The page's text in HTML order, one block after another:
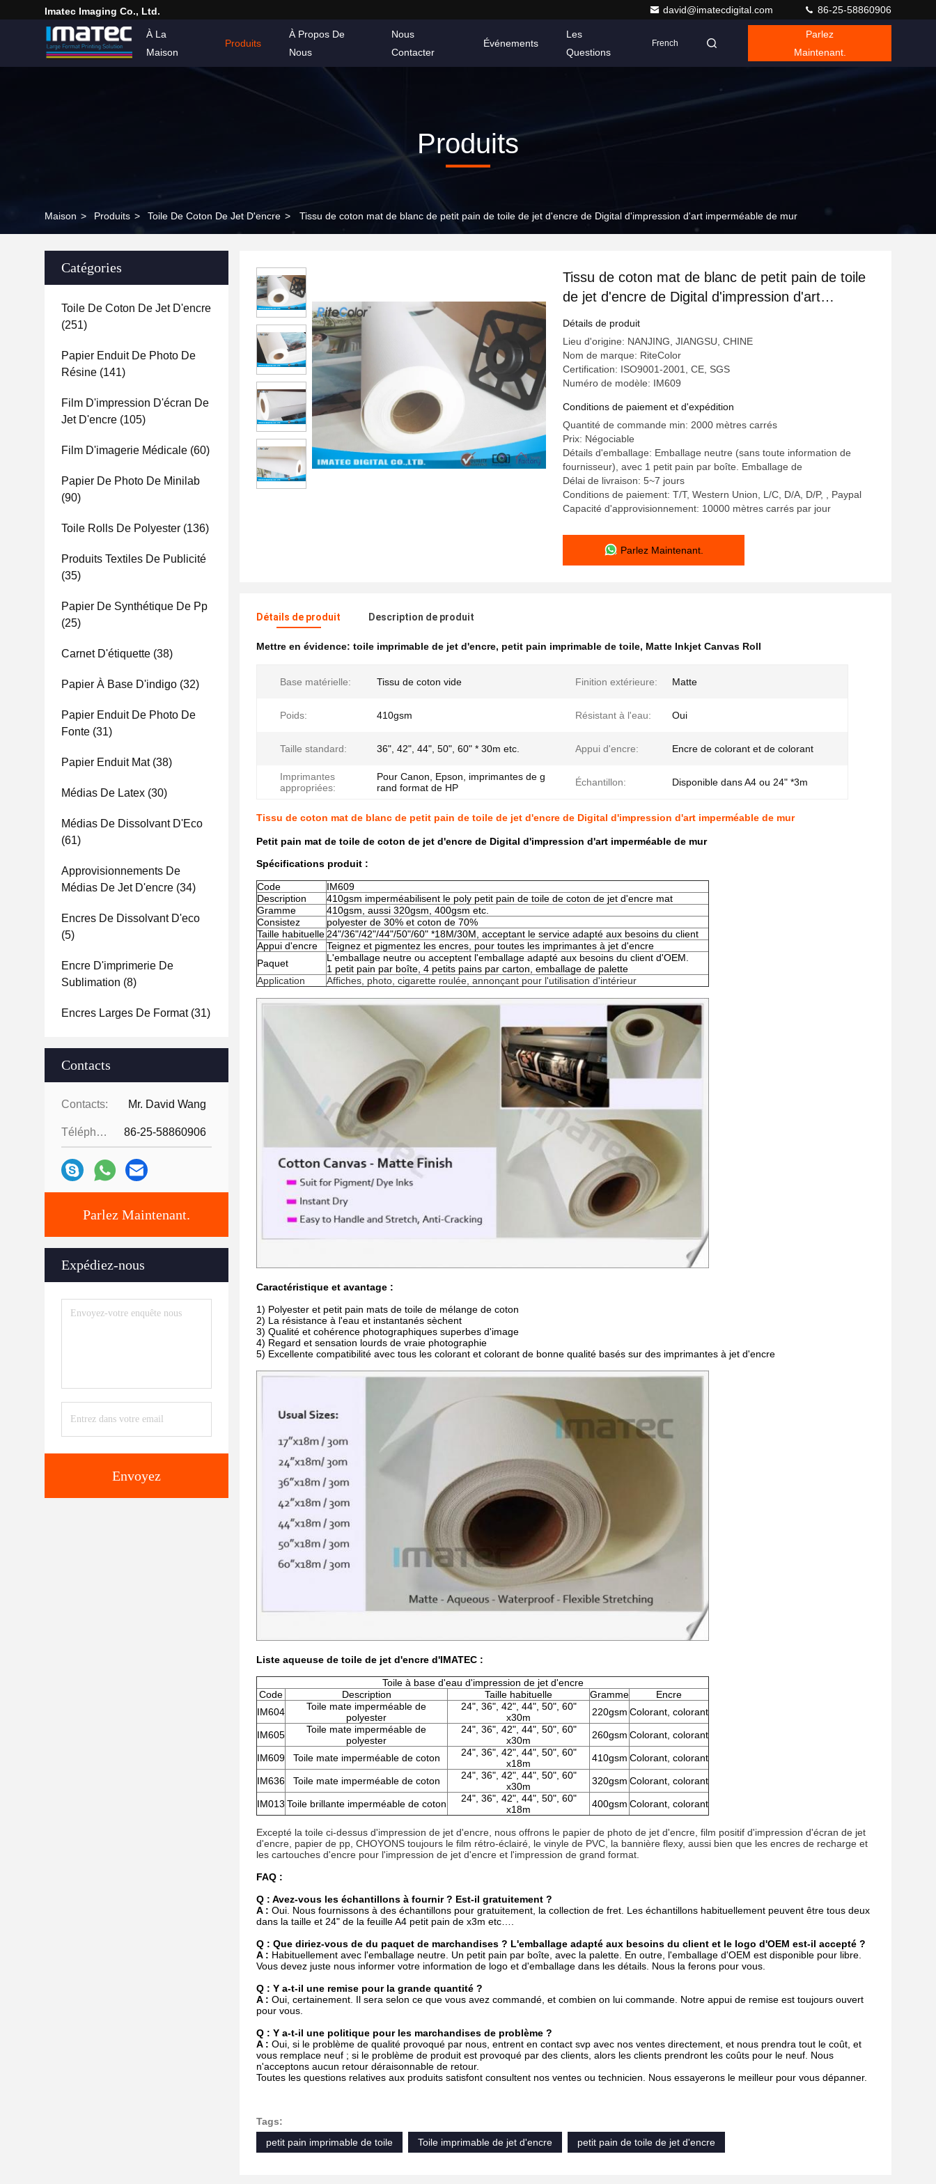
Imatec Imaging Co., Ltd. david@imatecdigital.com 86-25-58860906
À La
Maison
Produits
À Propos De
Nous
Nous
Contacter
Événements
Les
Questions
French
Parlez
Maintenant.
Produits
Maison > Produits > Toile De Coton De Jet D'encre > Tissu de coton mat de blanc de petit pain de toile de jet d'encre de Digital d'impression d'art imperméable de mur
Catégories
Toile De Coton De Jet D'encre
(251)
Papier Enduit De Photo De
Résine (141)
Film D'impression D'écran De
Jet D'encre (105)
Film D'imagerie Médicale (60)
Papier De Photo De Minilab
(90)
Toile Rolls De Polyester (136)
Produits Textiles De Publicité
(35)
Papier De Synthétique De Pp
(25)
Carnet D'étiquette (38)
Papier À Base D'indigo (32)
Papier Enduit De Photo De
Fonte (31)
Papier Enduit Mat(38)
Médias De Latex (30)
Médias De Dissolvant D'Eco
(61)
Approvisionnements De
Médias De Jet D'encre (34)
Encres De Dissolvant D'eco
(5)
Encre D'imprimerie De
Sublimation (8)
Encres Larges De Format(31)
Contacts
Contacts: Mr. David Wang
Téléphone: 86-25-58860906
Parlez Maintenant.
Expédiez-nous
Envoyez
Tissu de coton mat de blanc de petit pain de toile
de jet d'encre de Digital d'impression d'art
imperméable de mur
Détails de produit
Lieu d'origine: NANJING, JIANGSU, CHINE
Nom de marque: RiteColor
Certification: ISO9001-2001, CE, SGS
Numéro de modèle: IM609
Conditions de paiement et d'expédition
Quantité de commande min: 2000 mètres carrés
Prix: Négociable
Détails d'emballage: Emballage neutre (sans toute information de
fournisseur), avec 1 petit pain par boîte. Emballage de
Délai de livraison: 5~7 jours
Conditions de paiement: T/T, Western Union, L/C, D/A, D/P, , Paypal
Capacité d'approvisionnement: 10000 mètres carrés par jour
Parlez Maintenant.
Détails de produit Description de produit
Mettre en évidence: toile imprimable de jet d'encre, petit pain imprimable de toile, Matte Inkjet Canvas Roll
Base matérielle: Tissu de coton vide Finition extérieure: Matte
Poids: 410gsm Résistant à l'eau: Oui
Taille standard: 36", 42", 44", 50", 60" * 30m etc. Appui d'encre: Encre de colorant et de colorant
Imprimantes
appropriées:
Pour Canon, Epson, imprimantes de g
rand format de HP
Échantillon: Disponible dans A4 ou 24" *3m
Tissu de coton mat de blanc de petit pain de toile de jet d'encre de Digital d'impression d'art imperméable de mur
Petit pain mat de toile de coton de jet d'encre de Digital d'impression d'art imperméable de mur
Spécifications produit :
Code
IM609
Description
410gsm imperméabilisent le poly petit pain de toile de coton de jet d'encre mat
Gramme
410gsm, aussi 320gsm, 400gsm etc.
Consistez
polyester de 30% et coton de 70%
Taille habituelle 24"/36"/42"/44"/50"/60" *18M/30M, acceptant le service adapté aux besoins du client
Appui d'encre
Teignez et pigmentez les encres, pour toutes les imprimantes à jet d'encre
Paquet
L'emballage neutre ou acceptent l'emballage adapté aux besoins du client d'OEM.
1 petit pain par boîte, 4 petits pains par carton, emballage de palette
Application
Affiches, photo, cigarette roulée, annonçant pour l'utilisation d'intérieur
Caractéristique et avantage :
1) Polyester et petit pain mats de toile de mélange de coton
2) La résistance à l'eau et instantanés sèchent
3) Qualité et cohérence photographiques superbes d'image
4) Regard et sensation lourds de vraie photographie
5) Excellente compatibilité avec tous les colorant et colorant de bonne qualité basés sur des imprimantes à jet d'encre
Liste aqueuse de toile de jet d'encre d'IMATEC :
Toile à base d'eau d'impression de jet d'encre
Code
Description Taille habituelle Gramme
Encre
IM604
Toile mate imperméable de
polyester
24", 36", 42", 44", 50", 60"
x30m
220gsm Colorant, colorant
IM605
Toile mate imperméable de
polyester
24", 36", 42", 44", 50", 60"
x30m
260gsm Colorant, colorant
IM609 Toile mate imperméable de coton
24", 36", 42", 44", 50", 60"
x18m
410gsm Colorant, colorant
IM636 Toile mate imperméable de coton
24", 36", 42", 44", 50", 60"
x30m
320gsm Colorant, colorant
IM013 Toile brillante imperméable de coton
24", 36", 42", 44", 50", 60"
x18m
400gsm Colorant, colorant
Excepté la toile ci-dessus d'impression de jet d'encre, nous offrons le papier de photo de jet d'encre, film positif d'impression d'écran de jet
d'encre, papier de pp, CHOYONS toujours le film rétro-éclairé, le vinyle de PVC, la bannière flexy, aussi bien que les encres de recharge et
les cartouches d'encre pour l'impression de jet d'encre et l'impression de grand format.
FAQ :
Q : Avez-vous les échantillons à fournir ? Est-il gratuitement ?
A : Oui. Nous fournissons à des échantillons pour gratuitement, la collection de fret. Les échantillons habituellement peuvent être tous deux
dans la taille et 24" de la feuille A4 petit pain de x3m etc….
Q : Que diriez-vous de du paquet de marchandises ? L'emballage adapté aux besoins du client et le logo d'OEM est-il accepté ?
A : Habituellement avec l'emballage neutre. Un petit pain par boîte, avec la palette. En outre, l'emballage d'OEM est disponible pour libre.
Vous devez juste nous informer votre information de logo et d'emballage dans les détails. Nous la ferons pour vous.
Q : Y a-t-il une remise pour la grande quantité ?
A : Oui, certainement. Il sera selon ce que vous avez commandé, et combien on lui commande. Notre appui de remise est toujours ouvert
pour vous.
Q : Y a-t-il une politique pour les marchandises de problème ?
A : Oui, si le problème de qualité provoqué par nous, entrent en contact svp avec nos ventes directement, et nous prendra tout le coût, et
vous remplace neuf ; si le problème de produit est provoqué par des clients, alors les clients prendront les coûts pour le neuf. Nous
n'acceptons aucun retour déraisonnable de retour.
Toutes les questions relatives aux produits satisfont consultent nos ventes ou technicien. Nous essayerons le meilleur pour vous dépanner.
Tags:
petit pain imprimable de toile
Toile imprimable de jet d'encre petit pain de toile de jet d'encre